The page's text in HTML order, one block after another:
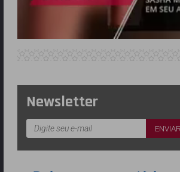
Newsletter